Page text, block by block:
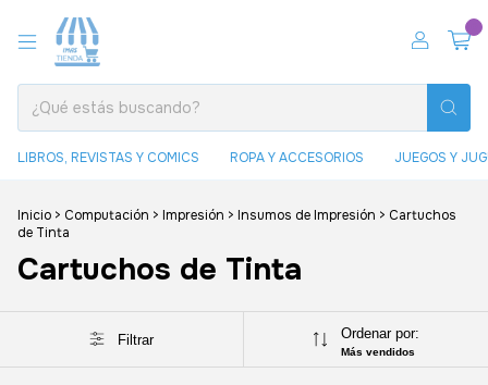
LIBROS, REVISTAS Y COMICS ROPA Y ACCESORIOS JUEGOS Y
Inicio > Computación > Impresión > Insumos de Impresión > Cartuchos
de Tinta
Cartuchos de Tinta
Filtrar Ordenar por:
Más vendidos